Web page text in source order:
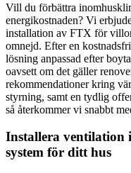
Vill du förbättra
energikostnaden? Vi
installation av FTX för
omnejd. Efter en
lösning anpassad efter
oavsett om det gäller
rekommendationer kring
styrning, samt en tydlig
så återkommer vi snabbt
Installera
system för ditt hus